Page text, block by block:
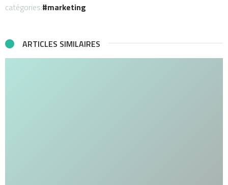
catégories: marketing
ARTICLES SIMILAIRES